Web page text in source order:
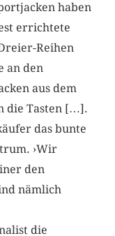
haben
errichtete
Reihen
an den
aus dem
die Tasten […].
das bunte
›Wir
den
nämlich
die